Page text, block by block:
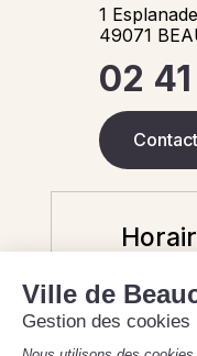
1
49071
02
Fermé - 9h-